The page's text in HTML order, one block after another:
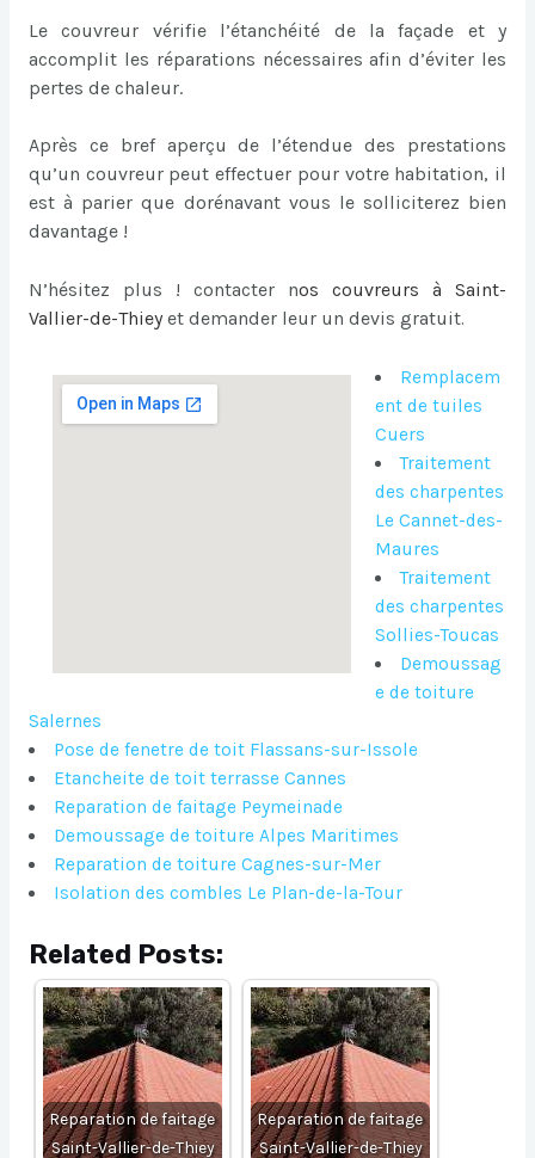
Le couvreur vérifie l’étanchéité de la façade et y
accomplit les réparations nécessaires afin d’éviter les
pertes de chaleur.
Après ce bref aperçu de l’étendue des prestations
qu’un couvreur peut effectuer pour votre habitation, il
est à parier que dorénavant vous le solliciterez bien
davantage !
N’hésitez plus ! contacter nos couvreurs à Saint-
Vallier-de-Thiey et demander leur un devis gratuit.
Remplacem
ent de tuiles
Cuers
Traitement
des charpentes
Le Cannet-des-
Maures
Traitement
des charpentes
Sollies-Toucas
Demoussag
e de toiture
Salernes
Pose de fenetre de toit Flassans-sur-Issole
Etancheite de toit terrasse Cannes
Reparation de faitage Peymeinade
Demoussage de toiture Alpes Maritimes
Reparation de toiture Cagnes-sur-Mer
Isolation des combles Le Plan-de-la-Tour
Related Posts:
Reparation de faitage
Saint-Vallier-de-Thiey
Reparation de faitage
Saint-Vallier-de-Thiey